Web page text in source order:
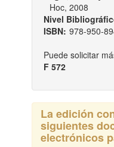
Hoc, 2008
Nivel
ISBN: 978-950-
Puede solicitar
F 572
La edición
siguientes
electrónicos